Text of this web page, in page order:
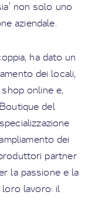
non solo uno
aziendale.
ha dato un
dei locali,
online e,
del
dei
produttori partner
la passione e la
loro lavoro: il